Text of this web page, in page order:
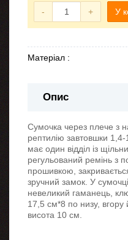
- + У
Матеріал :
Опис
Сумочка через плече з
рептилію завтовшки
має один відділ із
регульований ремінь з
прошивкою,
зручний замок. У
невеликий гаманець,
17,5 см*8 по низу,
висота 10 см.